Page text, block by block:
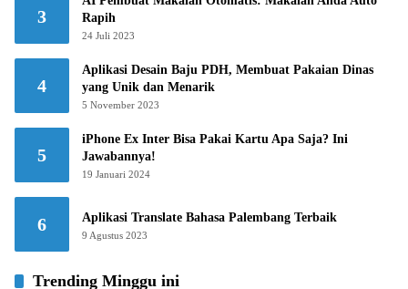
3
Rapih
24 Juli 2023
4
Aplikasi Desain Baju PDH, Membuat Pakaian Dinas
yang Unik dan Menarik
5 November 2023
5
iPhone Ex Inter Bisa Pakai Kartu Apa Saja? Ini
Jawabannya!
19 Januari 2024
6 Aplikasi Translate Bahasa Palembang Terbaik
9 Agustus 2023
Trending Minggu ini